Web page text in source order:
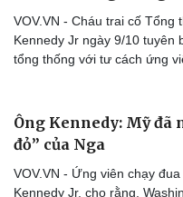
Ông Trump công bố 8
sát cựu Tổng thống
VOV.VN - Tổng thống Mỹ
Cháu cố Tổng thống
tranh cử tổng thống